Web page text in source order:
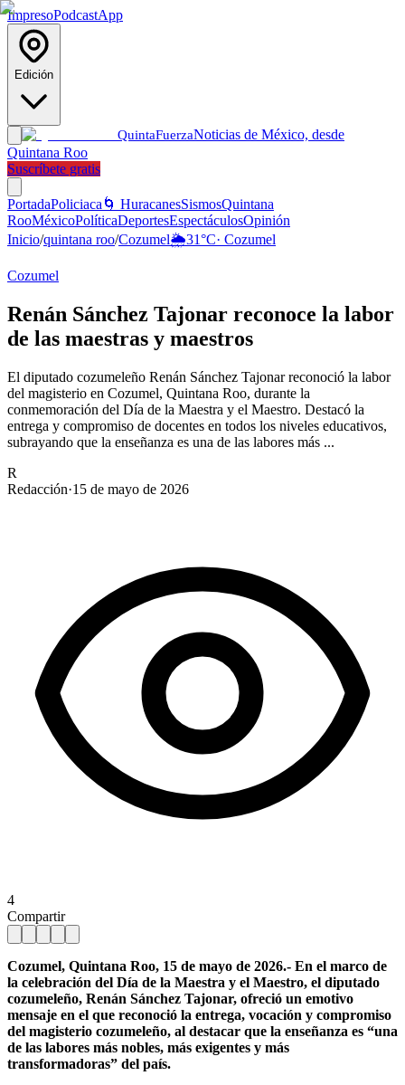
ImpresoPodcastApp
Edición
QuintaFuerzaNoticias de México, desde
Quintana Roo
Suscríbete gratis
PortadaPoliciaca 🌀 HuracanesSismosQuintana
RooMéxicoPolíticaDeportesEspectáculosOpinión
Inicio/quintana roo/Cozumel🌦️31°C· Cozumel
Cozumel
Renán Sánchez Tajonar reconoce la labor
de las maestras y maestros
El diputado cozumeleño Renán Sánchez Tajonar reconoció la labor
del magisterio en Cozumel, Quintana Roo, durante la
conmemoración del Día de la Maestra y el Maestro. Destacó la
entrega y compromiso de docentes en todos los niveles educativos,
subrayando que la enseñanza es una de las labores más ...
R
Redacción·15 de mayo de 2026
4
Compartir
Cozumel, Quintana Roo, 15 de mayo de 2026.- En el marco de
la celebración del Día de la Maestra y el Maestro, el diputado
cozumeleño, Renán Sánchez Tajonar, ofreció un emotivo
mensaje en el que reconoció la entrega, vocación y compromiso
del magisterio cozumeleño, al destacar que la enseñanza es “una
de las labores más nobles, más exigentes y más
transformadoras” del país.